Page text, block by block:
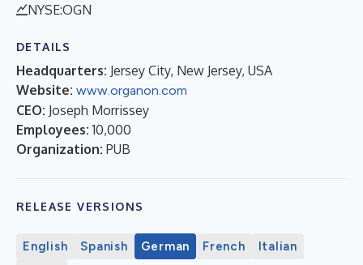
NYSE:OGN
DETAILS
Headquarters: Jersey City, New Jersey, USA
Website: www.organon.com
CEO: Joseph Morrissey
Employees: 10,000
Organization: PUB
RELEASE VERSIONS
English Spanish German French
Italian